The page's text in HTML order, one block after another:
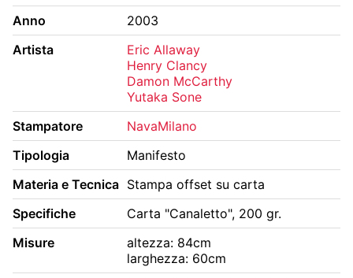
FONDO ARTISTICO
MANIFESTI
MEDIATECA
RACCOLTA DOCUMENTARIA
RASSEGNA STAMPA
FONDI ESTERNI
Anno
2003
Artista
Eric Allaway
Henry Clancy
Damon McCarthy
Yutaka Sone
Stampatore
NavaMilano
Tipologia
Manifesto
Materia e Tecnica Stampa offset su carta
Specifiche
Carta "Canaletto", 200 gr.
Misure
altezza: 84cm
larghezza: 60cm